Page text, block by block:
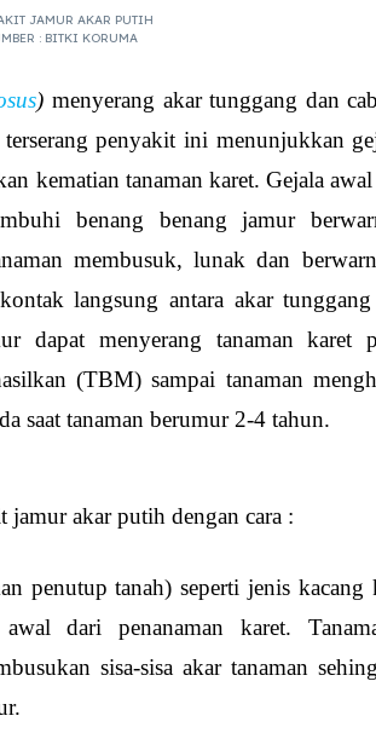
JAMUR AKAR PUTIH
: BITKI KORUMA
) menyerang akar tunggang dan
penyakit ini menunjukkan
kematian tanaman karet. Gejala awal
benang benang jamur
membusuk, lunak dan
langsung antara akar tunggang
dapat menyerang tanaman karet
(TBM) sampai tanaman
saat tanaman berumur 2-4 tahun.
jamur akar putih dengan cara :
penutup tanah) seperti jenis kacang
dari penanaman karet.
sisa-sisa akar tanaman